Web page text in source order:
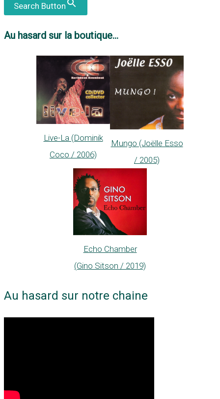
Search Button
Au hasard sur la boutique...
Live-La (Dominik
Coco / 2006)
Mungo (Joëlle Esso
/ 2005)
Echo Chamber
(Gino Sitson / 2019)
Au hasard sur notre chaine